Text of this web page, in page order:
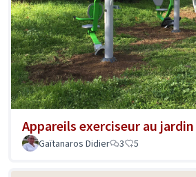
Appareils exerciseur au
Gaïtanaros Didier
3 5